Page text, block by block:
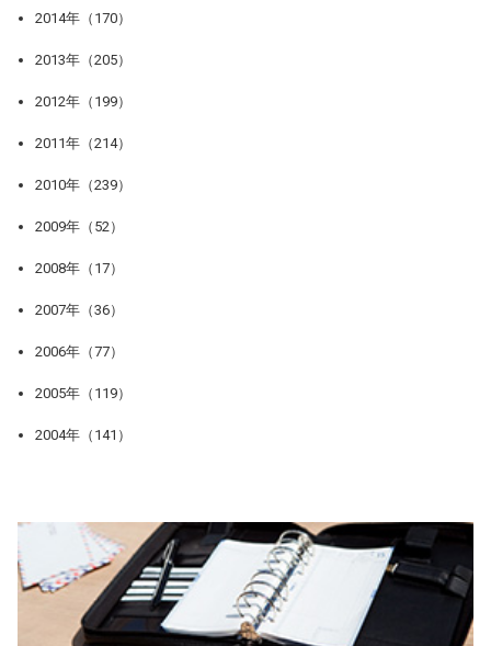
2014年（170）
2013年（205）
2012年（199）
2011年（214）
2010年（239）
2009年（52）
2008年（17）
2007年（36）
2006年（77）
2005年（119）
2004年（141）